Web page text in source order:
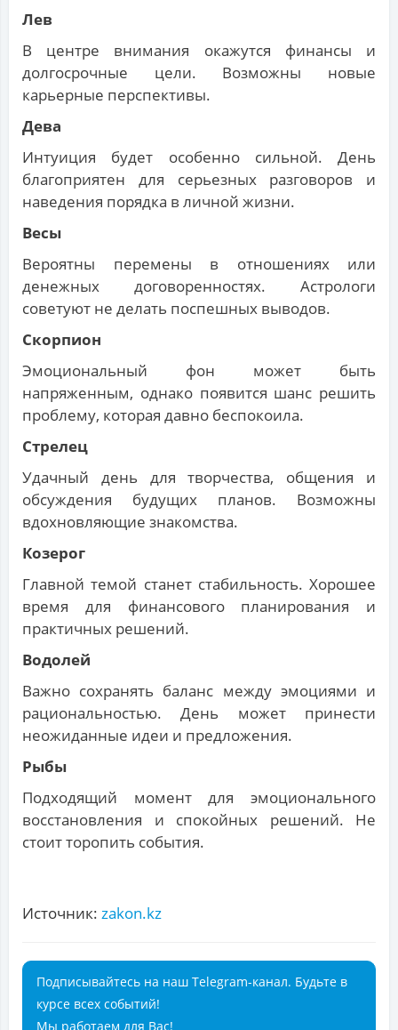
Лев
В центре внимания окажутся финансы и
долгосрочные цели. Возможны новые
карьерные перспективы.
Дева
Интуиция будет особенно сильной. День
благоприятен для серьезных разговоров и
наведения порядка в личной жизни.
Весы
Вероятны перемены в отношениях или
денежных договоренностях. Астрологи
советуют не делать поспешных выводов.
Скорпион
Эмоциональный фон может быть
напряженным, однако появится шанс решить
проблему, которая давно беспокоила.
Стрелец
Удачный день для творчества, общения и
обсуждения будущих планов. Возможны
вдохновляющие знакомства.
Козерог
Главной темой станет стабильность. Хорошее
время для финансового планирования и
практичных решений.
Водолей
Важно сохранять баланс между эмоциями и
рациональностью. День может принести
неожиданные идеи и предложения.
Рыбы
Подходящий момент для эмоционального
восстановления и спокойных решений. Не
стоит торопить события.
Источник: zakon.kz
Подписывайтесь на наш Telegram-канал. Будьте в
курсе всех событий!
Мы работаем для Вас!